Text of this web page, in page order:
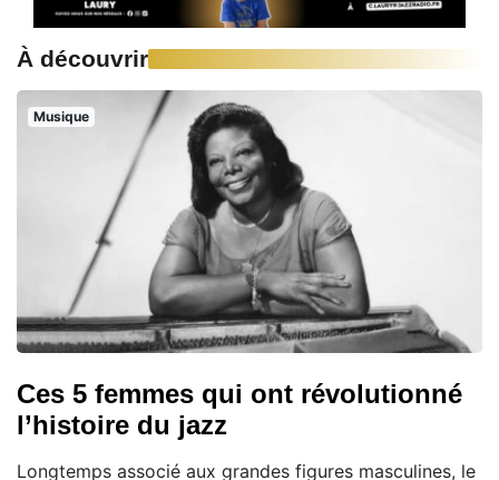
À découvrir
Musique
Ces 5 femmes qui ont révolutionné
l’histoire du jazz
Longtemps associé aux grandes figures masculines, le